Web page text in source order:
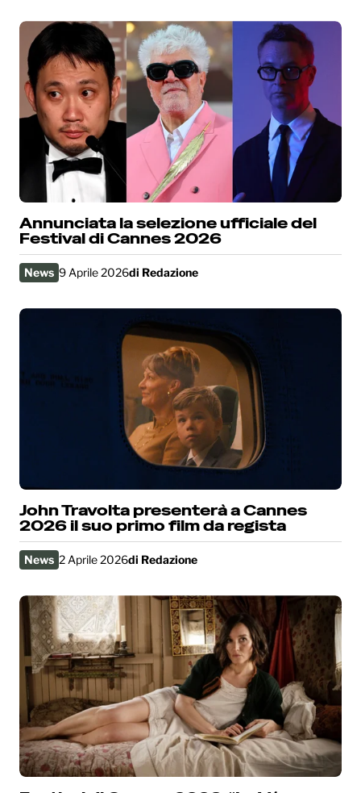
Annunciata la selezione ufficiale del
Festival di Cannes 2026
News 9 Aprile 2026di Redazione
John Travolta presenterà a Cannes
2026 il suo primo film da regista
News 2 Aprile 2026di Redazione